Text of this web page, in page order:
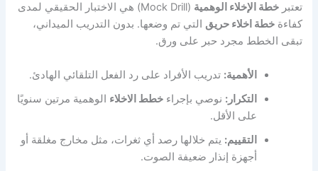
تعتبرخطة الإخلاء الوهمية
(Mock Drill) هي الاختبار الحقيقي لمدى
كفاءةخطة اخلاء حريق التي تم وضعها. بدون التدريب الميداني،
تبقى الخطط مجرد حبر على ورق.
الأهمية: تدريب الأفراد على رد الفعل التلقائي الهادئ.
التكرار: نوصي بإجراءخطط الاخلاء الوهمية مرتين سنويًا
على الأقل.
التقييم: يتم خلالها رصد أي ثغرات، مثل مخارج مغلقة أو
أجهزة إنذار ضعيفة الصوت.